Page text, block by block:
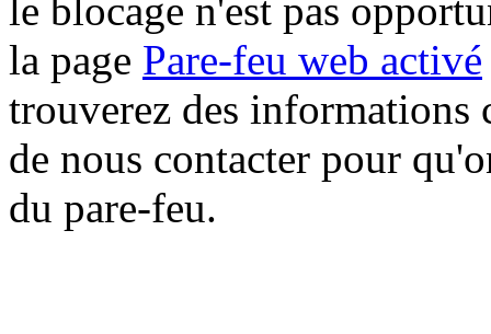
le blocage n'est pas
la page Pare-feu web activé
trouverez des informations
de nous contacter pour
du pare-feu.